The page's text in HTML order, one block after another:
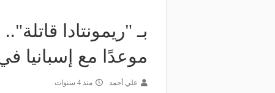
بـ "ريمونتادا
موعدًا مع إسبانيا
علي أحمد منذ 4 سنوات